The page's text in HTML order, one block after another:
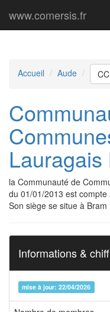
www.comersis.fr
Accueil Aude
la Communauté de
du 01/01/2013 est
Son siège se situe à Bram
Informations &
mise à jour: 22/04/2026